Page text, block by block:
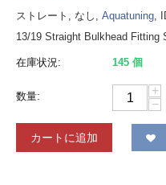
ストレート, なし, Aquatuning,
13/19 Straight Bulkhead Fitting
在庫状況: 145 個
数量:
+
−
カートに追加